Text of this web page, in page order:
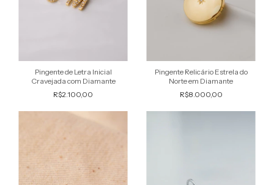
Pingente de Letra Inicial
Cravejada com Diamante
R$2.100,00
Pingente Relicário Estrela do
Norte em Diamante
R$8.000,00